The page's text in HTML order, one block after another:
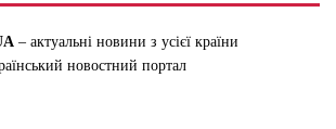
– актуальні новини з усієї країни
новостний портал